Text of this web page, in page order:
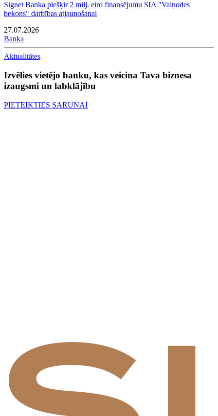
Signet Banka piešķir 2 milj. eiro finansējumu SIA "Vaiņodes
bekons" darbības atjaunošanai
27.07.2026
Banka
Aktualitātes
Izvēlies vietējo banku, kas veicina Tava biznesa
izaugsmi un labklājību
PIETEIKTIES SARUNAI